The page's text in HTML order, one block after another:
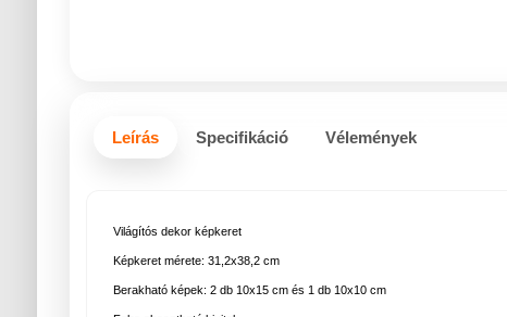
Leírás Specifikáció Vélemények
Világítós dekor képkeret
Képkeret mérete: 31,2x38,2 cm
Berakható képek: 2 db 10x15 cm és 1 db 10x10 cm